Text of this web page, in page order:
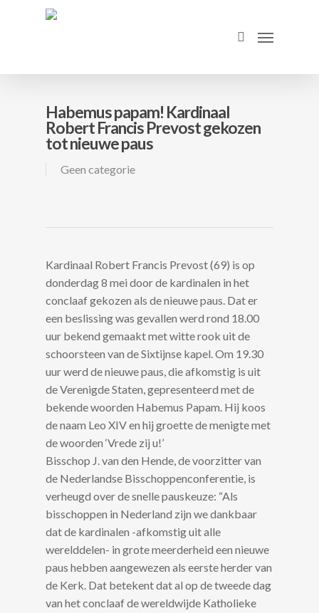
search
Menu
Habemus papam! Kardinaal
Robert Francis Prevost gekozen
tot nieuwe paus
Geen categorie
Kardinaal Robert Francis Prevost (69) is op
donderdag 8 mei door de kardinalen in het
conclaaf gekozen als de nieuwe paus. Dat er
een beslissing was gevallen werd rond 18.00
uur bekend gemaakt met witte rook uit de
schoorsteen van de Sixtijnse kapel. Om 19.30
uur werd de nieuwe paus, die afkomstig is uit
de Verenigde Staten, gepresenteerd met de
bekende woorden Habemus Papam. Hij koos
de naam Leo XIV en hij groette de menigte met
de woorden ‘Vrede zij u!’
Bisschop J. van den Hende, de voorzitter van
de Nederlandse Bisschoppenconferentie, is
verheugd over de snelle pauskeuze: “Als
bisschoppen in Nederland zijn we dankbaar
dat de kardinalen -afkomstig uit alle
werelddelen- in grote meerderheid een nieuwe
paus hebben aangewezen als eerste herder van
de Kerk. Dat betekent dat al op de tweede dag
van het conclaaf de wereldwijde Katholieke